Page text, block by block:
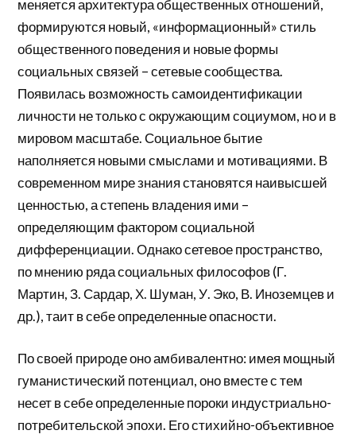
меняется архитектура общественных отношений,
формируются новый, «информационный» стиль
общественного поведения и новые формы
социальных связей – сетевые сообщества.
Появилась возможность самоидентификации
личности не только с окружающим социумом, но и в
мировом масштабе. Социальное бытие
наполняется новыми смыслами и мотивациями. В
современном мире знания становятся наивысшей
ценностью, а степень владения ими –
определяющим фактором социальной
дифференциации. Однако сетевое пространство,
по мнению ряда социальных философов (Г.
Мартин, З. Сардар, Х. Шуман, У. Эко, В. Иноземцев и
др.), таит в себе определенные опасности.
По своей природе оно амбивалентно: имея мощный
гуманистический потенциал, оно вместе с тем
несет в себе определенные пороки индустриально-
потребительской эпохи. Его стихийно-объективное